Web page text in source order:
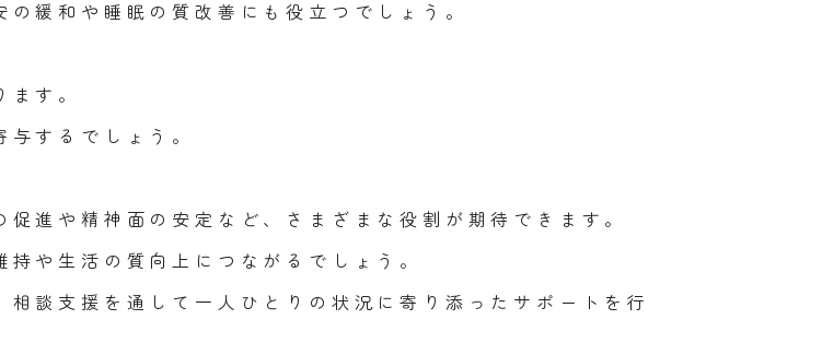
緩和や睡眠の質改善にも役立つでしょう。
す。
するでしょう。
進や精神面の安定など、さまざまな役割が期待できます。
や生活の質向上につながるでしょう。
談支援を通して一人ひとりの状況に寄り添ったサポートを行